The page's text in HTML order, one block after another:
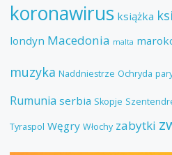
koronawirus książka
londyn Macedonia malta
muzyka Naddniestrze Ochryda
Rumunia serbia Skopje
Tyraspol Węgry Włochy zabytki